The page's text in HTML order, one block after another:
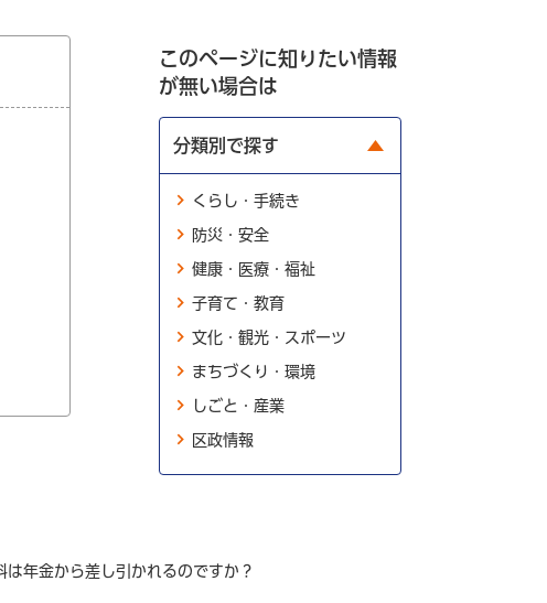
このページに知りたい情報
が無い場合は
分類別で探す
くらし・手続き
防災・安全
健康・医療・福祉
子育て・教育
文化・観光・スポーツ
まちづくり・環境
しごと・産業
区政情報
年金から差し引かれるのですか？